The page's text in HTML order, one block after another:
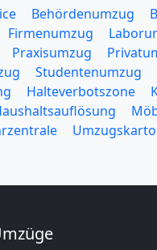
Behördenumzug
Firmenumzug
Praxisumzug
Studentenumzug
Halteverbotszone